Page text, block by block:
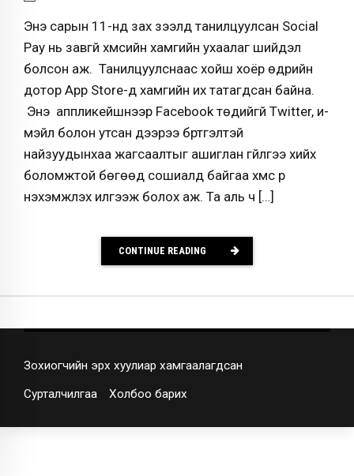
Энэ сарын 11-нд зах зээлд танилцуулсан Social
Pay нь завгүй хүмүүсийн хамгийн ухаалаг шийдэл
болсон аж. Танилцуулснаас хойш хоёр өдрийн
дотор Аpp Store-д хамгийн их татагдсан байна.
Энэ аппликейшнээр Facebook төдийгүй Twitter, и-
мэйл болон утсан дээрээ бүртгэлтэй
найзуудынхаа жагсаалтыг ашиглан гүйлгээ хийх
боломжтой бөгөөд сошиалд байгаа хүмүүс рүү
нэхэмжлэх илгээж болох аж. Та аль ч […]
CONTINUE READING
Зохиогчийн эрх хуулиар хамгаалагдсан
Сурталчилгаа Холбоо барих